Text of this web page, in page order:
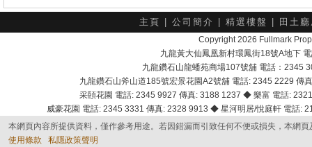
主頁 公司簡介 精選樓盤 田土
Copyright 2026 Fullmark
九龍黃大仙鳳凰新村環鳳街18號A地下
九龍鑽石山龍蟠苑商場107號舖 電話：2345
九龍鑽石山斧山道185號宏景花園A2號舖 電話: 2345 2229
采頣花園 電話: 2345 9927 傳真: 3188 1237 ◆ 樂富 電話:
威豪花園 電話: 2345 3331 傳真: 2328 9913 ◆ 星河明居/悅庭軒 電話
本網頁內容所提供資料，僅作參考用途。若因錯漏而引致任何不便或損失，本網
使用條款
私隱政策聲明